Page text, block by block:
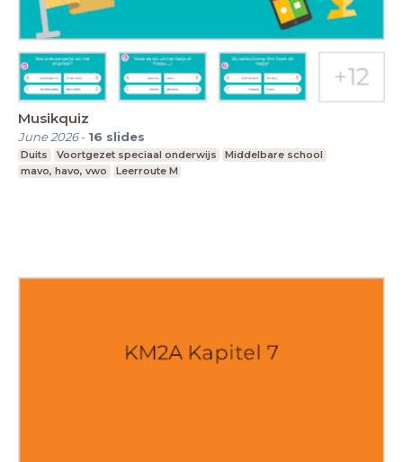
Musikquiz
June 2026- 16 slides
Duits Voortgezet speciaal onderwijs
Middelbare school
mavo, havo, vwo
Leerroute M